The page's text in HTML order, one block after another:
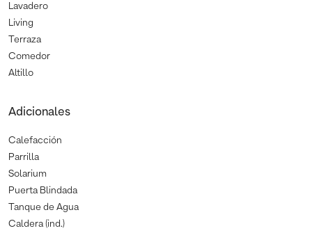
Lavadero
Living
Terraza
Comedor
Altillo
Adicionales
Calefacción
Parrilla
Solarium
Puerta Blindada
Tanque de Agua
Caldera (ind.)